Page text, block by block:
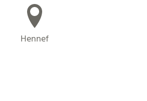
Hennef